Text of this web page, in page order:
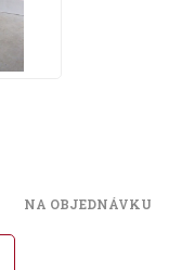
NA OBJEDNÁVKU